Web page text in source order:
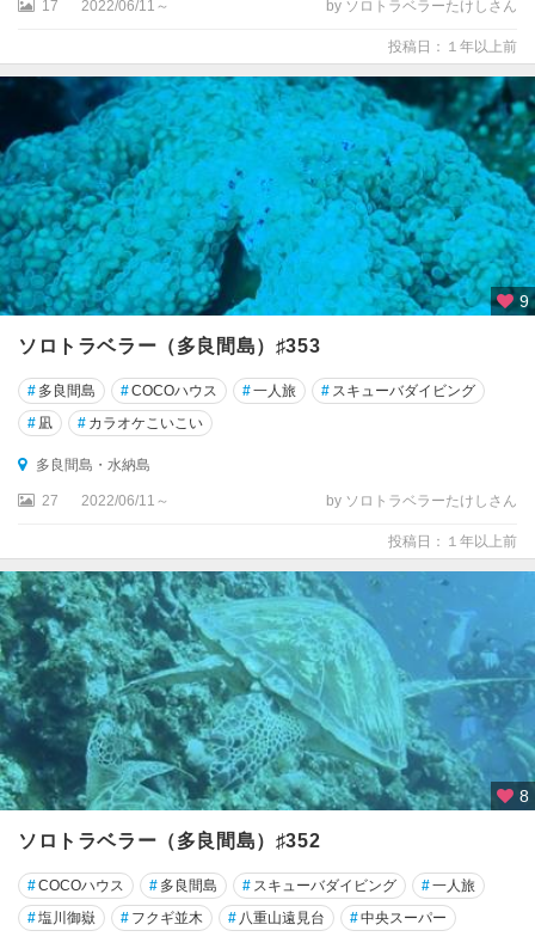
17 2022/06/11～ by ソロトラベラーたけしさん
投稿日：１年以上前
9
ソロトラベラー（多良間島）♯353
# 多良間島 #COCOハウス #一人旅 # スキューバダイビング
# 凪 # カラオケこいこい
多良間島・水納島
27 2022/06/11～ by ソロトラベラーたけしさん
投稿日：１年以上前
8
ソロトラベラー（多良間島）♯352
#COCOハウス # 多良間島 # スキューバダイビング #一人旅
#塩川御嶽 # フクギ並木 # 八重山遠見台 #中央スーパー